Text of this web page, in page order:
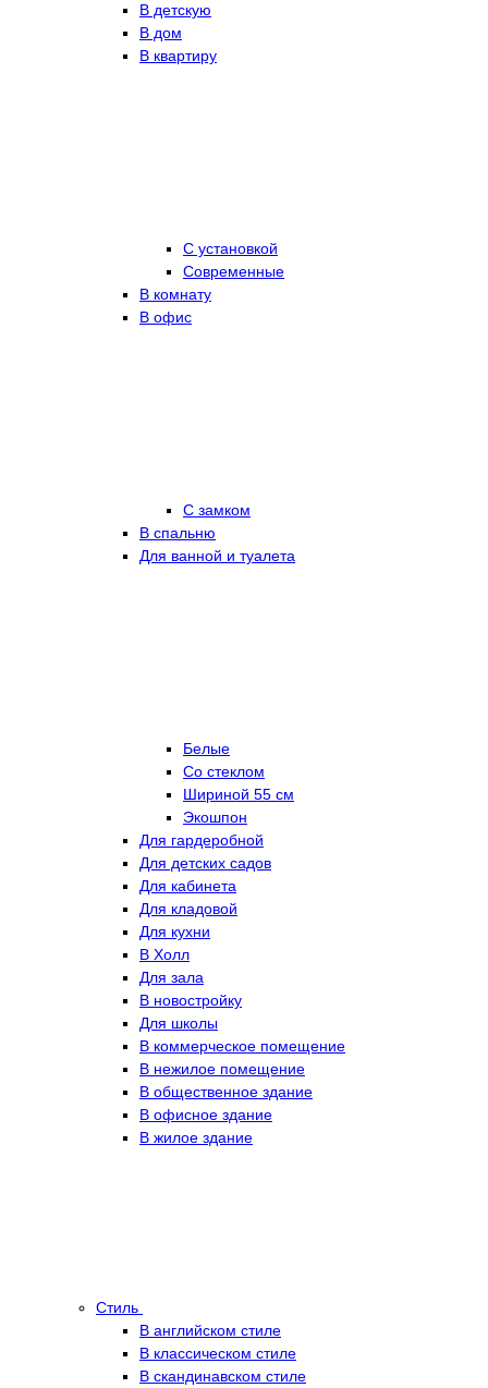
В детскую
В дом
В квартиру
С установкой
Современные
В комнату
В офис
С замком
В спальню
Для ванной и туалета
Белые
Со стеклом
Шириной 55 см
Экошпон
Для гардеробной
Для детских садов
Для кабинета
Для кладовой
Для кухни
В Холл
Для зала
В новостройку
Для школы
В коммерческое помещение
В нежилое помещение
В общественное здание
В офисное здание
В жилое здание
Стиль
В английском стиле
В классическом стиле
В скандинавском стиле